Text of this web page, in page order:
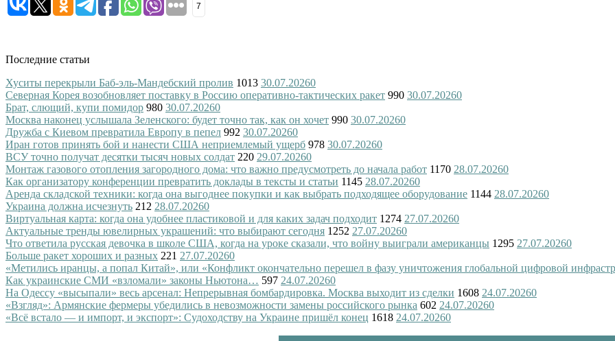
7
Последние статьи
Хуситы перекрыли Баб-эль-Мандебский пролив 1013 30.07.20260
Северная Корея возобновляет поставку в Россию оперативно-тактических ракет 990 30.07.20260
Брат, слющий, купи помидор 980 30.07.20260
Москва наконец услышала Зеленского: будет точно так, как он хочет 990 30.07.20260
Дружба с Киевом превратила Европу в пепел 992 30.07.20260
Иран готов принять бой и нанести США неприемлемый ущерб 978 30.07.20260
ВСУ точно получат десятки тысяч новых солдат 220 29.07.20260
Монтаж газового отопления загородного дома: что важно предусмотреть до начала работ 1170 28.07.20260
Как организатору конференции превратить доклады в тексты и статьи 1145 28.07.20260
Аренда складской техники: когда она выгоднее покупки и как выбрать подходящее оборудование 1144 28.07.20260
Украина должна исчезнуть 212 28.07.20260
Виртуальная карта: когда она удобнее пластиковой и для каких задач подходит 1274 27.07.20260
Актуальные тренды ювелирных украшений: что выбирают сегодня 1252 27.07.20260
Что ответила русская девочка в школе США, когда на уроке сказали, что войну выиграли американцы 1295 27.07.20260
Больше ракет хороших и разных 221 27.07.20260
«Метились иранцы, а попал Китай», или «Конфликт окончательно перешел в фазу уничтожения глобальной цифровой
Как украинские СМИ «взломали» законы Ньютона… 597 24.07.20260
На Одессу «высыпали» весь арсенал: Непрерывная бомбардировка. Москва выходит из сделки 1608 24.07.20260
«Взгляд»: Армянские фермеры убедились в невозможности замены российского рынка 602 24.07.20260
«Всё встало — и импорт, и экспорт»: Судоходству на Украине пришёл конец 1618 24.07.20260